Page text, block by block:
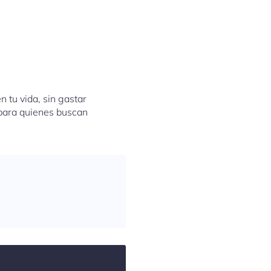
tu vida, sin gastar
quienes buscan